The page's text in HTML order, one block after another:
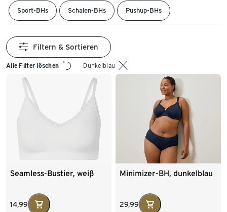
Sport-BHs Schalen-BHs Pushup-BHs
Alle Filter löschen Dunkelblau
Filtern & Sortieren
Seamless-Bustier, weiß
14,99
Minimizer-BH, dunkelblau
29,99